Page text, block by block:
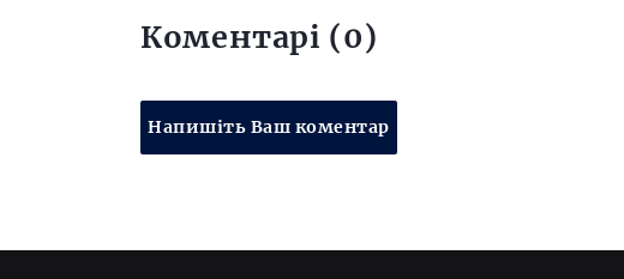
Коментарі (0)
Напишіть Ваш коментар